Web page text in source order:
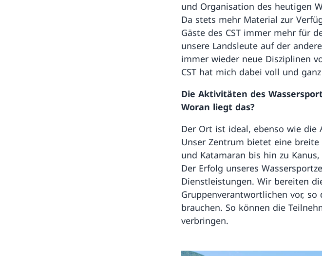
und Organisation des heutigen
Da stets mehr Material zur
Gäste des CST immer mehr für
unsere Landsleute auf der
immer wieder neue Disziplinen
CST hat mich dabei voll und
Die Aktivitäten des
Woran liegt das?
Der Ort ist ideal, ebenso wie die
Unser Zentrum bietet eine
und Katamaran bis hin zu
Der Erfolg unseres
Dienstleistungen. Wir bereiten
Gruppenverantwortlichen vor,
brauchen. So können die
verbringen.